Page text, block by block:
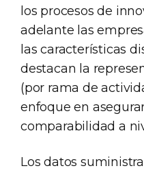
los procesos de
adelante las
las características
destacan la
(por rama de
enfoque en
comparabilidad a
Los datos